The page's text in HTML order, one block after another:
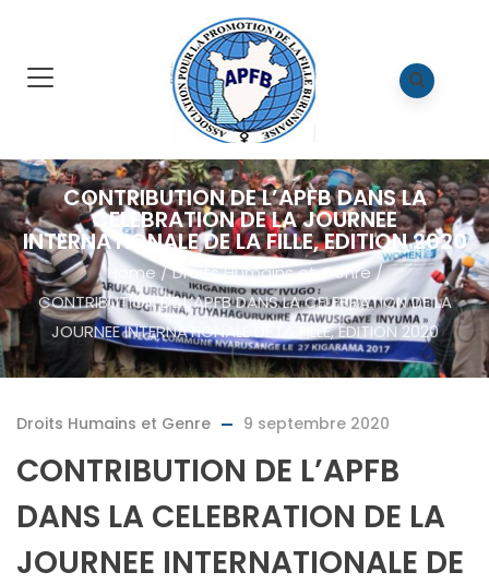
CONTRIBUTION DE L’APFB DANS LA
CELEBRATION DE LA JOURNEE
INTERNATIONALE DE LA FILLE, EDITION 2020
Home/Droits Humains et Genre/
CONTRIBUTION DE L’APFB DANS LA CELEBRATION DE LA
JOURNEE INTERNATIONALE DE LA FILLE, EDITION 2020
Droits Humains et Genre 9 septembre 2020
CONTRIBUTION DE L’APFB
DANS LA CELEBRATION DE LA
JOURNEE INTERNATIONALE DE